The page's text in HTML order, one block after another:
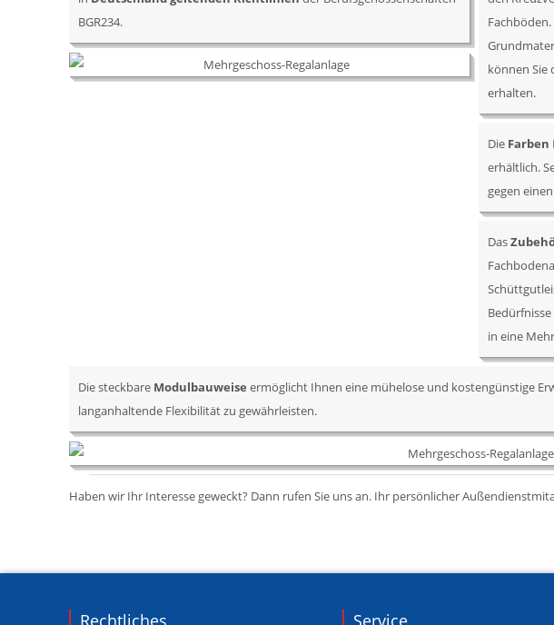
BGR234.
können Sie
erhalten.
Die Farben
erhältlich.
gegen
Das
in eine
Die steckbare Modulbauweise ermöglicht Ihnen eine mühelose und kostengünstige
langanhaltende Flexibilität zu gewährleisten.
Haben wir Ihr Interesse geweckt? Dann rufen Sie uns an. Ihr persönlicher